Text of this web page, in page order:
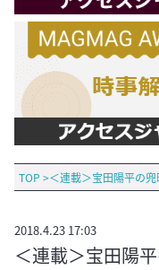
TOP >＜連載＞宝田陽平の兜
2018.4.23 17:03
＜連載＞宝田陽平